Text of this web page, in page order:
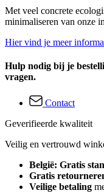
Met veel concrete
minimaliseren van onze
Hier vind je meer
Hulp nodig bij je
vragen.
Contact
Geverifieerde kwaliteit
Veilig en vertrouwd
België: Gratis
Gratis
Veilige betaling